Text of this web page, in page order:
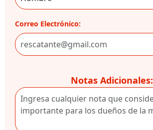
Correo Electrónico:
Notas Adicionales: